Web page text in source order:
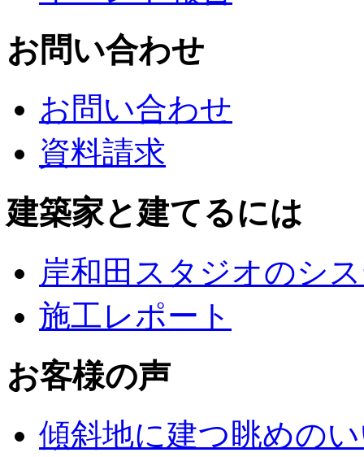
お問い合わせ
お問い合わせ
資料請求
建築家と建てるには
岸和田スタジオのシ
施工レポート
お客様の声
傾斜地に建つ眺めの